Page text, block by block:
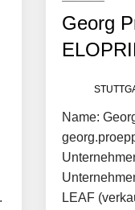
Georg
Name:
LEAF
Services starten
Humanoider
statt Wochen: